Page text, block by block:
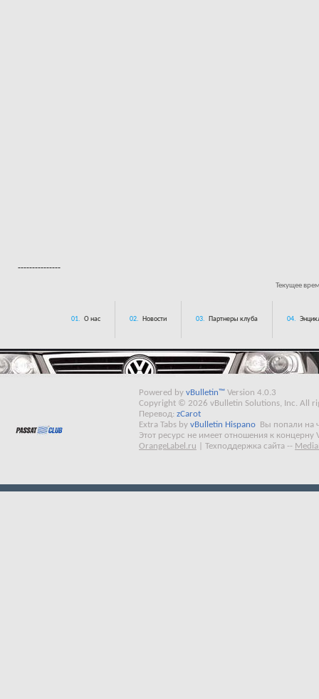
---------------
Текущее
01. О нас 02. Новости 03. Партнеры клуба 04.
Powered by vBulletin™ Version 4.0.3
Copyright © 2026 vBulletin Solutions, Inc. All
Перевод: zCarot
Extra Tabs by vBulletin Hispano
Вы попали на
Этот ресурс не имеет отношения к концерну
OrangeLabel.ru
Техподдержка сайта --